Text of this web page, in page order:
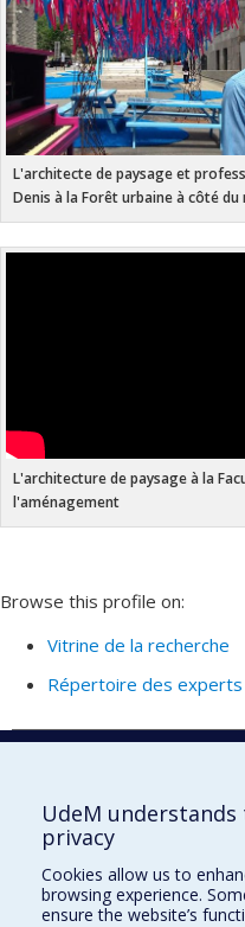
L'architecte de paysage et
Denis à la Forêt urbaine à côté du
L'architecture de paysage à la
l'aménagement
Browse this profile on:
Vitrine de la recherche
Répertoire des experts
École
paysage
UdeM
privacy
Cookies allow us to
browsing experience.
ensure the website’s